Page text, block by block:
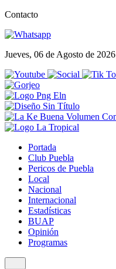
Contacto
Jueves, 06 de Agosto de 2026
Portada
Club Puebla
Pericos de Puebla
Local
Nacional
Internacional
Estadísticas
BUAP
Opinión
Programas